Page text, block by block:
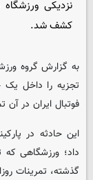
نزدیکی
کشف شد.
به گزارش گروه
تجزیه را داخل
فوتبال ایران در
این حادثه در
داد؛ ورزشگاهی که
گذشته، تمرینات